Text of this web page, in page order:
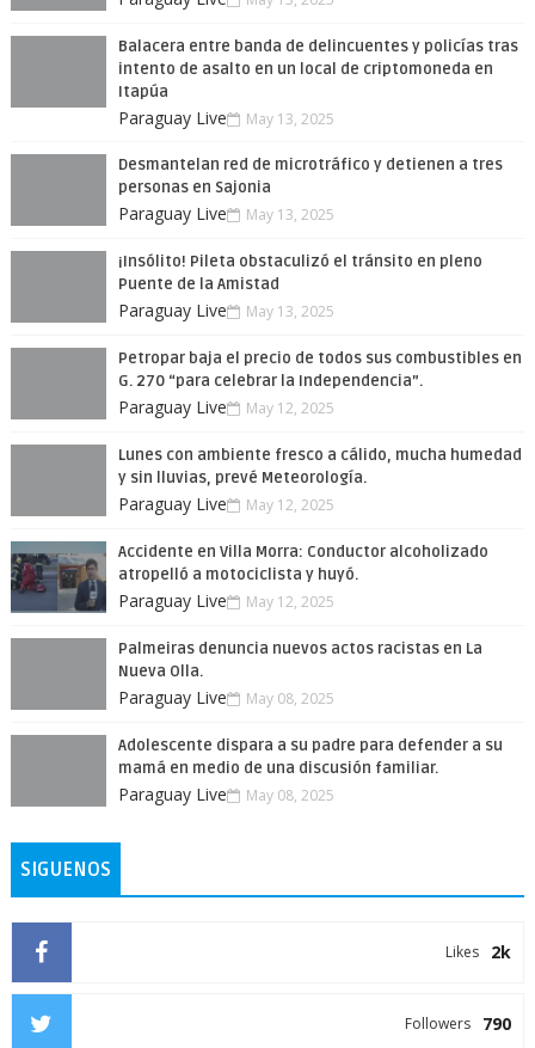
Balacera entre banda de delincuentes y policías tras
intento de asalto en un local de criptomoneda en
Itapúa
Paraguay Live May 13, 2025
Desmantelan red de microtráfico y detienen a tres
personas en Sajonia
Paraguay Live May 13, 2025
¡Insólito! Pileta obstaculizó el tránsito en pleno
Puente de la Amistad
Paraguay Live May 13, 2025
Petropar baja el precio de todos sus combustibles en
G. 270 “para celebrar la Independencia”.
Paraguay Live May 12, 2025
Lunes con ambiente fresco a cálido, mucha humedad
y sin lluvias, prevé Meteorología.
Paraguay Live May 12, 2025
Accidente en Villa Morra: Conductor alcoholizado
atropelló a motociclista y huyó.
Paraguay Live May 12, 2025
Palmeiras denuncia nuevos actos racistas en La
Nueva Olla.
Paraguay Live May 08, 2025
Adolescente dispara a su padre para defender a su
mamá en medio de una discusión familiar.
Paraguay Live May 08, 2025
SIGUENOS
2k
Likes
790
Followers